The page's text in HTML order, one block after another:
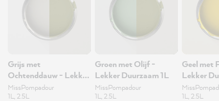
Grijs met
Ochtenddauw - Lekker
Duurzaam 1L
MissPompadour
1L, 2.5L
Groen met Olijf -
Lekker Duurzaam 1L
MissPompadour
1L, 2.5L
Geel met
Lekker
1L, 2.5L